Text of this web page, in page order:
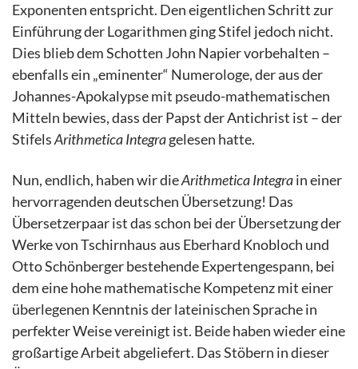
Exponenten entspricht. Den eigentlichen Schritt zur
Einführung der Logarithmen ging Stifel jedoch nicht.
Dies blieb dem Schotten John Napier vorbehalten –
ebenfalls ein „eminenter“ Numerologe, der aus der
Johannes-Apokalypse mit pseudo-mathematischen
Mitteln bewies, dass der Papst der Antichrist ist – der
StifelsArithmetica Integragelesen hatte.
Nun, endlich, haben wir dieArithmetica Integrain einer
hervorragenden deutschen Übersetzung! Das
Übersetzerpaar ist das schon bei der Übersetzung der
Werke von Tschirnhaus aus Eberhard Knobloch und
Otto Schönberger bestehende Expertengespann, bei
dem eine hohe mathematische Kompetenz mit einer
überlegenen Kenntnis der lateinischen Sprache in
perfekter Weise vereinigt ist. Beide haben wieder eine
großartige Arbeit abgeliefert. Das Stöbern in dieser